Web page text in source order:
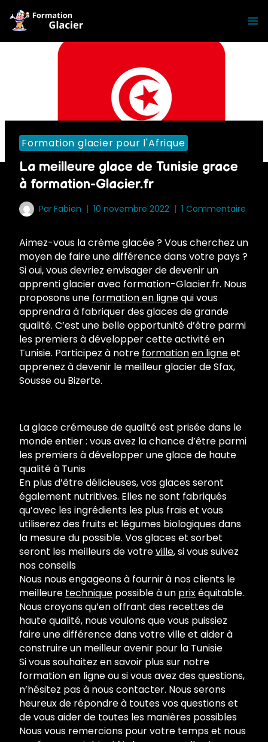
content
Formation glacier pour l'Afrique
La meilleure glace de Tunisie grace
à formation-Glacier.fr
ParFabien 10 novembre 2022 1 Commentaire
Aimez-vous la crème glacée ? Vous cherchez un
moyen de faire une différence dans votre pays ?
Si oui, vous devriez envisager de devenir un
apprenti glacier avec formation-Glacier.fr. Nous
proposons une formation en lignequi vous
apprendra à fabriquer des glaces de grande
qualité. C’est une belle opportunité d’être parmi
les premiers à développer cette activité en
Tunisie. Participez à notre formationen ligneet
apprenez à devenir le meilleur glacier de Sfax,
Sousse ou Bizerte.
La glace crémeuse de qualité est prisée dans le
monde entier : vous avez la chance d’être parmi
les premiers à développer une glace de haute
qualité à Tunis
En plus d’être délicieuses, vos glaces seront
également nutritives. Elles ne sont fabriqués
qu’avec les ingrédients les plus frais et vous
utiliserez des fruits et légumes biologiques dans
la mesure du possible. Vos glaces et sorbet
seront les meilleurs de votreville, si vous suivez
nos conseils
Nous nous engageons à fournir à nos clients le
meilleure technique possible à un prixéquitable.
Nous croyons qu’en offrant des recettes de
haute qualité, nous voulons que vous puissiez
faire une différence dans votre ville et aider à
construire un meilleur avenir pour la Tunisie
Si vous souhaitez en savoir plus sur notre
formation en ligne ou si vous avez des questions,
n’hésitez pas à nous contacter. Nous serons
heureux de répondre à toutes vos questions et
de vous aider de toutes les manières possibles
Nous vous remercions pour votre temps et nous